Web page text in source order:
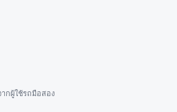
กผู้ใช้รถมือสอง